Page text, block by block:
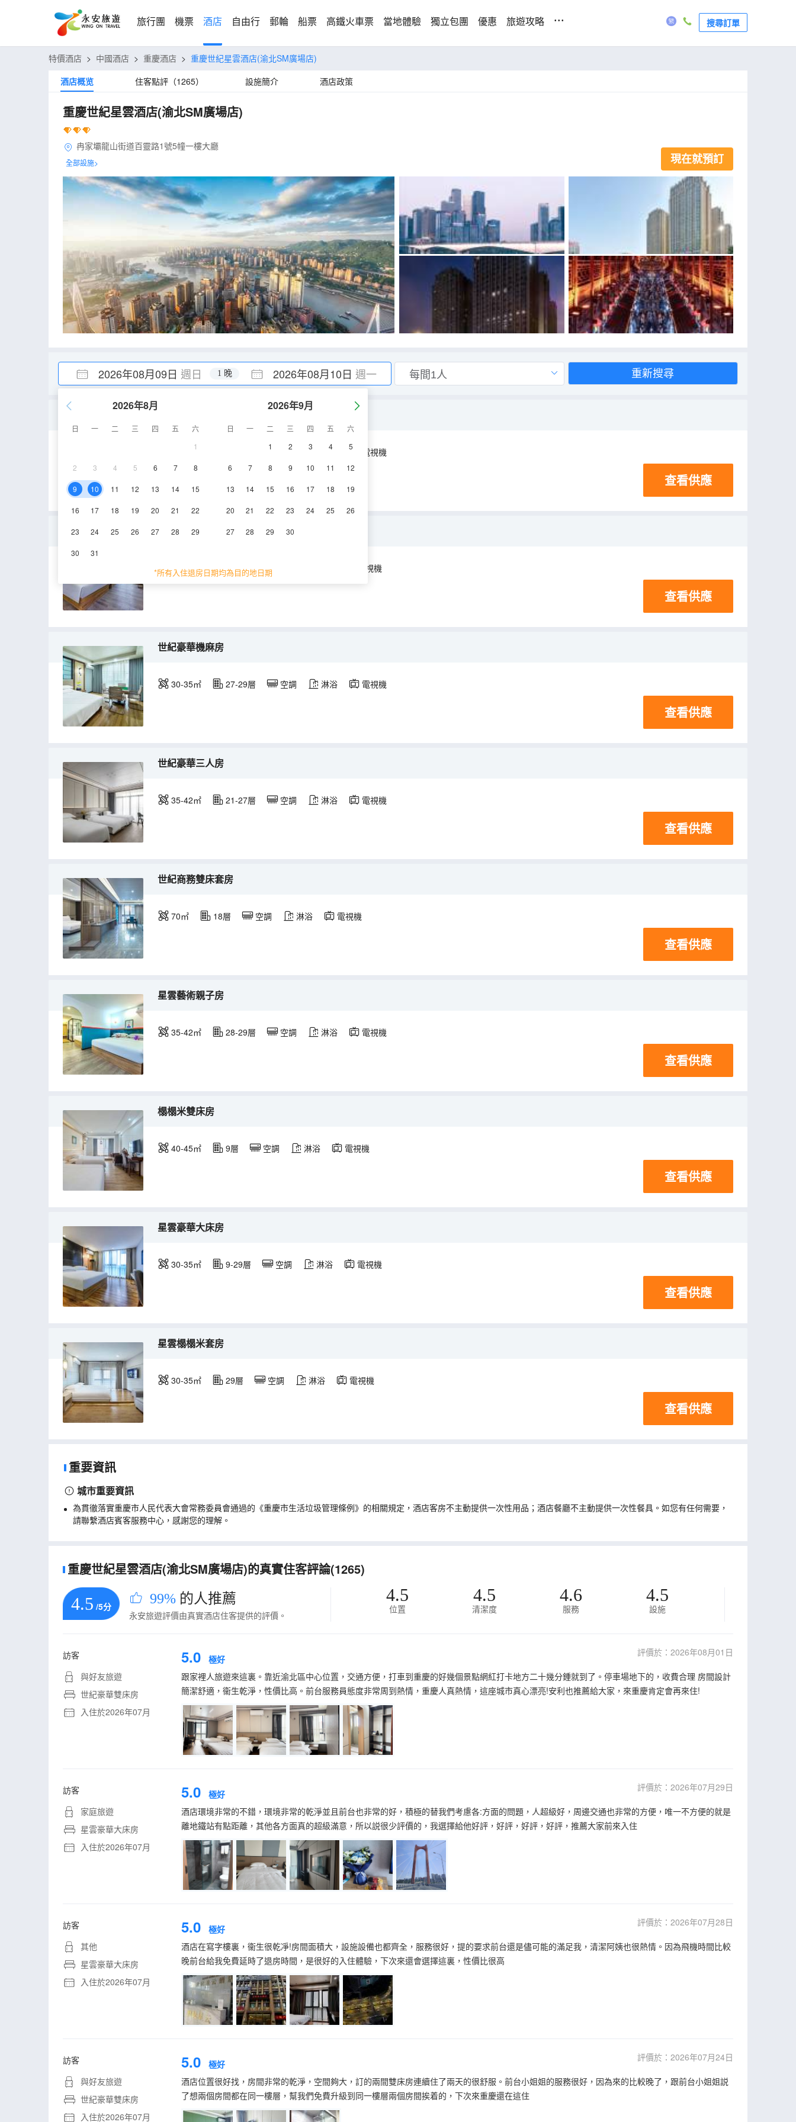
旅行團 機票 酒店 自由行 郵輪 船票 高鐵火車票 當地體驗 獨立包團 優惠 旅遊攻略 ... 搜尋訂單
特價酒店 > 中國酒店 > 重慶酒店 > 重慶世紀星雲酒店(渝北SM廣場店)
酒店概览
住客點評（1265） 設施簡介 酒店政策
重慶世紀星雲酒店(渝北SM廣場店)
冉家壩龍山街道百靈路1號5幢一樓大廳
全部設施> 現在就預訂
2026年08月09日 週日 2026年08月10日 週一
1 晚
2026年8月
日 一 二 三 四 五
六
1
2 3 4 5 6 7 8
9 10 11 12 13 14 15
16 17 18 19 20 21 22
23 24 25 26 27 28 29
30 31
2026年9月
日 一 二 三 四 五
六
1
2 3 4 5
6 7 8 9 10 11 12
13 14 15 16 17 18 19
20 21 22 23 24 25 26
27 28 29 30
*所有入住退房日期均為目的地日期
重新搜尋
35-42㎡ 空調 淋浴 電視機
查看供應
世紀豪華雙床房
30-35㎡ 9-29層 電視機
查看供應
世紀豪華機麻房
30-35㎡ 27-29層 空調 淋浴 電視機
查看供應
世紀豪華三人房
35-42㎡ 21-27層 空調 淋浴 電視機
查看供應
世紀商務雙床套房
70㎡ 18層 空調 淋浴 電視機
查看供應
星雲藝術親子房
35-42㎡ 28-29層 空調 淋浴 電視機
查看供應
榻榻米雙床房
40-45㎡ 9層 空調 淋浴 電視機
查看供應
星雲豪華大床房
30-35㎡ 9-29層 空調 淋浴 電視機
查看供應
星雲榻榻米套房
30-35㎡ 29層 空調 淋浴 電視機
查看供應
重要資訊
城市重要資訊
為貫徹落實重慶市人民代表大會常務委員會通過的《重慶市生活垃圾管理條例》的相關規定，酒店客房不主動提供一次性用品；酒店餐廳不主動提供一次性餐具。如您有任何需要，
請聯繫酒店賓客服務中心，感謝您的理解。
重慶世紀星雲酒店(渝北SM廣場店)的真實住客評論(1265)
4.5 /5分 99% 的人推薦
永安旅遊評價由真實酒店住客提供的評價。
4.5
位置
4.5
清潔度
4.6
服務
4.5
設施
訪客
與好友旅遊
世紀豪華雙床房
入住於2026年07月
5.0 極好
評價於：2026年08月01日
跟家裡人旅遊來這裏。靠近渝北區中心位置，交通方便，打車到重慶的好幾個景點網紅打卡地方二十幾分鍾就到了。停車場地下的，收費合理 房間設計
簡潔舒適，衞生乾淨，性價比高。前台服務員態度非常周到熱情，重慶人真熱情，這座城市真心漂亮!安利也推薦給大家，來重慶肯定會再來住!
訪客
家庭旅遊
星雲豪華大床房
入住於2026年07月
5.0 極好
評價於：2026年07月29日
酒店環境非常的不錯，環境非常的乾淨並且前台也非常的好，積極的替我們考慮各:方面的問題，人超級好，周邊交通也非常的方便，唯一不方便的就是
離地鐵站有點距離，其他各方面真的超級滿意，所以説很少評價的，我選擇給他好評，好評，好評，好評，推薦大家前來入住
訪客
其他
星雲豪華大床房
入住於2026年07月
5.0 極好
評價於：2026年07月28日
酒店在寫字樓裏，衞生很乾凈!房間面積大，設施設備也都齊全，服務很好，提的要求前台還是儘可能的滿足我，清潔阿姨也很熱情。因為飛機時間比較
晚前台給我免費延時了退房時間，是很好的入住體驗，下次來還會選擇這裏，性價比很高
訪客
與好友旅遊
世紀豪華雙床房
入住於2026年07月
5.0 極好
評價於：2026年07月24日
酒店位置很好找，房間非常的乾淨，空間夠大，訂的兩間雙床房連續住了兩天的很舒服。前台小姐姐的服務很好，因為來的比較晚了，跟前台小姐姐説
了想兩個房間都在同一樓層，幫我們免費升級到同一樓層兩個房間挨着的，下次來重慶還在這住